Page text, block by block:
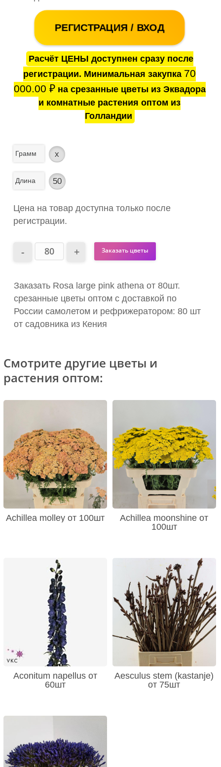
РЕГИСТРАЦИЯ / ВХОД
Расчёт ЦЕНЫ доступнен сразу после
регистрации. Минимальная закупка 70
000.00 ₽на срезанные цветы из Эквадора
и комнатные растения оптом из
Голландии
Грамм x
Длина 50
Цена на товар доступна только после
регистрации.
Заказать цветы
Заказать Rosa large pink athena от 80шт.
срезанные цветы оптом с доставкой по
России самолетом и рефрижератором: 80 шт
от садовника из Кения
Смотрите другие цветы и
растения оптом:
Achillea molley от 100шт
Achillea moonshine от
100шт
Aconitum napellus от
60шт
Aesculus stem (kastanje)
от 75шт